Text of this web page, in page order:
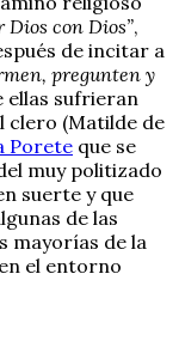
Dios con Dios”,
de incitar a
pregunten y
ellas sufrieran
clero (Matilde de
Porete que se
muy politizado
suerte y que
de las
mayorías de la
el entorno